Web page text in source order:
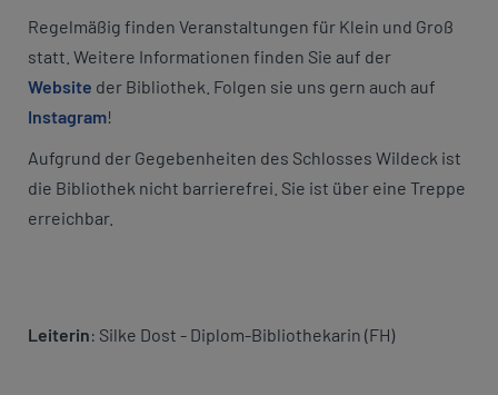
Regelmäßig finden Veranstaltungen für Klein und Groß
statt. Weitere Informationen finden Sie auf der
Website der Bibliothek. Folgen sie uns gern auch auf
Instagram!
Aufgrund der Gegebenheiten des Schlosses Wildeck ist
die Bibliothek nicht barrierefrei. Sie ist über eine Treppe
erreichbar.
Leiterin: Silke Dost - Diplom-Bibliothekarin (FH)